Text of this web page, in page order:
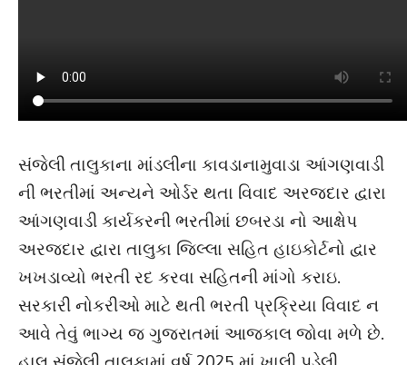
સંજેલી તાલુકાના માંડલીના કાવડાનામુવાડા આંગણવાડી
ની ભરતીમાં અન્યને ઓર્ડર થતા વિવાદ અરજદાર દ્વારા
આંગણવાડી કાર્યકરની ભરતીમાં છબરડા નો આક્ષેપ
અરજદાર દ્વારા તાલુકા જિલ્લા સહિત હાઇકોર્ટનો દ્વાર
ખખડાવ્યો ભરતી રદ કરવા સહિતની માંગો કરાઇ.
સરકારી નોકરીઓ માટે થતી ભરતી પ્રક્રિયા વિવાદ ન